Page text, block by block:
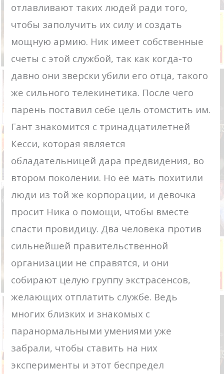
отлавливают таких людей ради того,
чтобы заполучить их силу и создать
мощную армию. Ник имеет собственные
счеты с этой службой, так как когда-то
давно они зверски убили его отца, такого
же сильного телекинетика. После чего
парень поставил себе цель отомстить им.
Гант знакомится с тринадцатилетней
Кесси, которая является
обладательницей дара предвидения, во
втором поколении. Но её мать похитили
люди из той же корпорации, и девочка
просит Ника о помощи, чтобы вместе
спасти провидицу. Два человека против
сильнейшей правительственной
организации не справятся, и они
собирают целую группу экстрасенсов,
желающих отплатить службе. Ведь
многих близких и знакомых с
паранормальными умениями уже
забрали, чтобы ставить на них
эксперименты и этот беспредел